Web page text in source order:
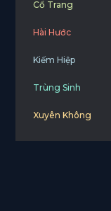
Cổ Trang
Hài Hước
Kiếm Hiệp
Trùng Sinh
Xuyên Không